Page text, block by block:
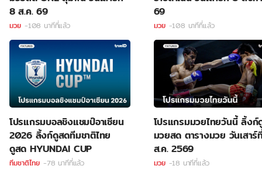
8 ส.ค. 69
มวย -108 นาทีที่แล้ว
69
มวย -108 นาทีที่แล้ว
โปรแกรมบอลชิงแชมป์อาเซียน
2026 ลิ้งก์ดูสดทีมชาติไทย
ดูสด HYUNDAI CUP
ทีมชาติไทย -78 นาทีที่แล้ว
โปรแกรมมวยไทยวันนี้ ลิ้งก์
มวยสด ตารางมวย วันเสาร์
ส.ค. 2569
มวย -18 นาทีที่แล้ว